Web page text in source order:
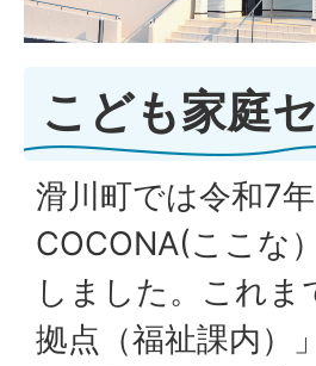
こども家庭
滑川町では令和7
COCONA(ここな
しました。これま
拠点（福祉課内）